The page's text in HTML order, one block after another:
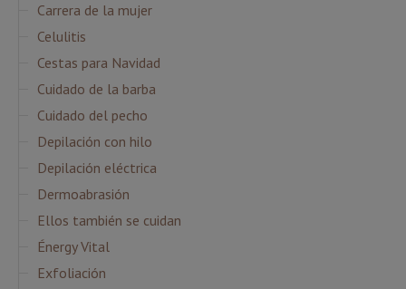
Carrera de la mujer
Celulitis
Cestas para Navidad
Cuidado de la barba
Cuidado del pecho
Depilación con hilo
Depilación eléctrica
Dermoabrasión
Ellos también se cuidan
Énergy Vital
Exfoliación